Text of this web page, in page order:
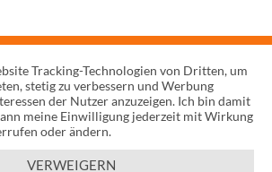
Tracking-Technologien von Dritten, um
stetig zu verbessern und Werbung
der Nutzer anzuzeigen. Ich bin damit
meine Einwilligung jederzeit mit Wirkung
oder ändern.
VERWEIGERN